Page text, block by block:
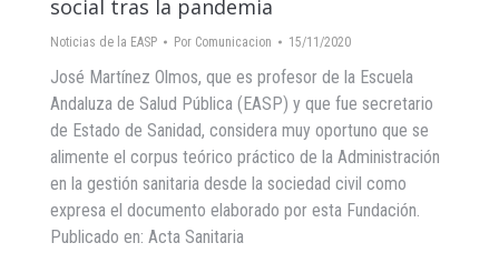
social tras la pandemia
Noticias de la EASP Por Comunicacion 15/11/2020
José Martínez Olmos, que es profesor de la Escuela
Andaluza de Salud Pública (EASP) y que fue secretario
de Estado de Sanidad, considera muy oportuno que se
alimente el corpus teórico práctico de la Administración
en la gestión sanitaria desde la sociedad civil como
expresa el documento elaborado por esta Fundación.
Publicado en: Acta Sanitaria